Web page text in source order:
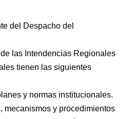
del Despacho del
las Intendencias Regionales
tienen las siguientes
y normas institucionales.
mecanismos y procedimientos